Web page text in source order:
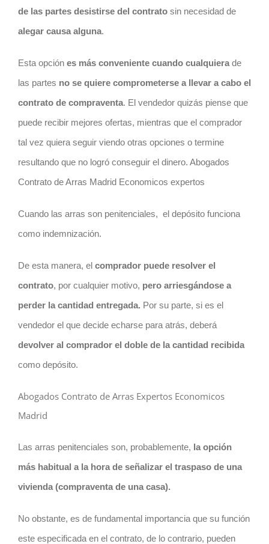
de las partes desistirse del contratosin necesidad de
alegar causa alguna.
Esta opción es más conveniente cuando cualquierade
las partes no se quiere comprometerse a llevar a cabo el
contratode compraventa. El vendedor quizás piense que
puede recibir mejores ofertas, mientras que el comprador
tal vez quiera seguir viendo otras opciones o termine
resultando que no logró conseguir el dinero. Abogados
Contrato de Arras Madrid Economicos expertos
Cuando las arras son penitenciales, el depósito funciona
como indemnización.
De esta manera, el comprador puede resolver el
contrato, por cualquier motivo, pero arriesgándose a
perder la cantidad entregada. Por su parte, si es el
vendedor el que decide echarse para atrás, deberá
devolver al comprador el doble de la cantidad recibida
como depósito.
Abogados Contrato de Arras Expertos Economicos
Madrid
Las arras penitenciales son, probablemente, la opción
más habitual a la hora de señalizar el traspaso de una
vivienda (compraventa de una casa).
No obstante, es de fundamental importancia que su función
este especificada en el contrato, de lo contrario, pueden